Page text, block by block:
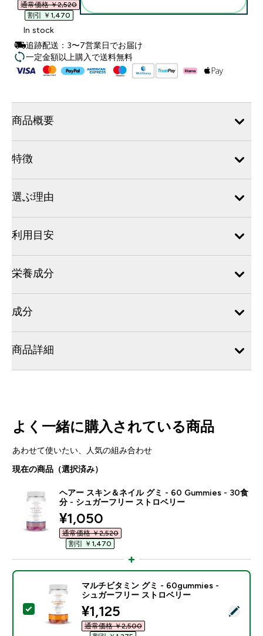
通常価格 ￥2,520‎
割引 ￥1,470‎
In stock
追跡配送：3〜7営業日でお届け
一定金額以上購入で送料無料
商品概要
特徴
選ぶ理由
利用目安
栄養成分
成分
商品詳細
よく一緒に購入されている商品
あわせて使いたい、人気の組み合わせ
現在の商品（選択済み）
ヘアー スキン＆ネイル グミ - 60 Gummies - 30食
分 - シュガーフリー ストロベリー
discounted price
¥1,050‎
通常価格 ￥2,520‎
割引 ￥1,470‎
この商品を選択 - マルチビタミン グミ - 60gummies
マルチビタミン グミ - 60gummies -
シュガーフリー ストロベリー
discounted price
¥1,125‎
通常価格 ￥2,500‎